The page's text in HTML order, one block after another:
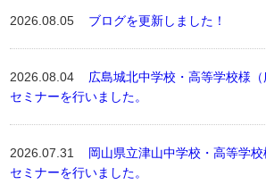
2026.08.05 ブログを更新しました！
2026.08.04 広島城北中学校・高等学校様
セミナーを行いました。
2026.07.31 岡山県立津山中学校・高等学
セミナーを行いました。